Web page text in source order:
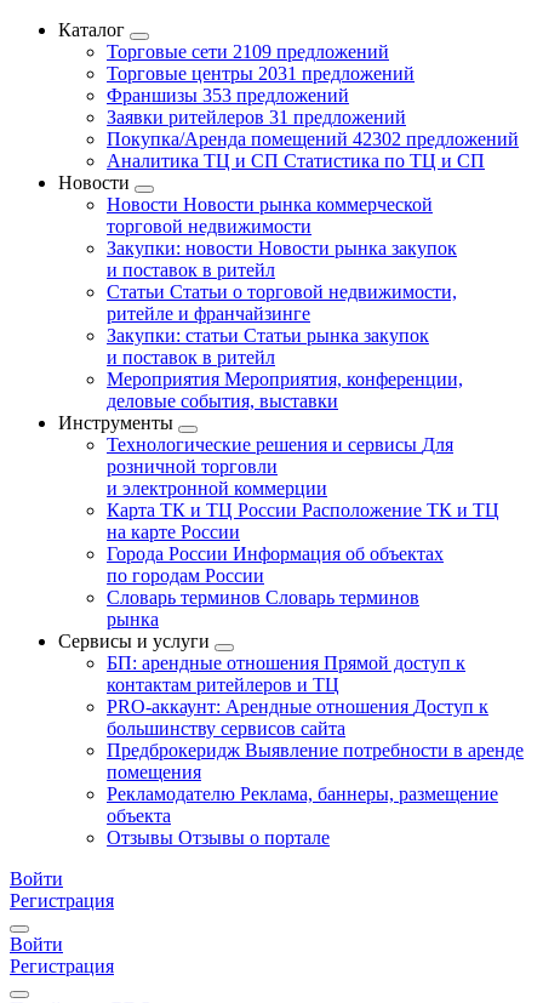
Каталог
Торговые сети 2109 предложений
Торговые центры 2031 предложений
Франшизы 353 предложений
Заявки ритейлеров 31 предложений
Покупка/Аренда помещений 42302 предложений
Аналитика ТЦ и СП Статистика по ТЦ и СП
Новости
Новости Новости рынка коммерческой
торговой недвижимости
Закупки: новости Новости рынка закупок
и поставок в ритейл
Статьи Статьи о торговой недвижимости,
ритейле и франчайзинге
Закупки: статьи Статьи рынка закупок
и поставок в ритейл
Мероприятия Мероприятия, конференции,
деловые события, выставки
Инструменты
Технологические решения и сервисы Для
розничной торговли
и электронной коммерции
Карта ТК и ТЦ России Расположение ТК и ТЦ
на карте России
Города России Информация об объектах
по городам России
Словарь терминов Словарь терминов
рынка
Сервисы и услуги
БП: арендные отношения Прямой доступ к
контактам ритейлеров и ТЦ
PRO-аккаунт: Арендные отношения Доступ к
большинству сервисов сайта
Предброкеридж Выявление потребности в аренде
помещения
Рекламодателю Реклама, баннеры, размещение
объекта
Отзывы Отзывы о портале
Войти
Регистрация
Войти
Регистрация